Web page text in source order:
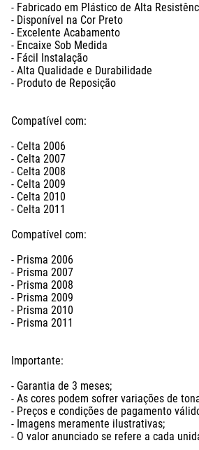
- Fabricado em Plástico de Alta
- Disponível na Cor Preto
- Excelente Acabamento
- Encaixe Sob Medida
- Fácil Instalação
- Alta Qualidade e Durabilidade
- Produto de Reposição
Compatível com:
- Celta 2006
- Celta 2007
- Celta 2008
- Celta 2009
- Celta 2010
- Celta 2011
Compatível com:
- Prisma 2006
- Prisma 2007
- Prisma 2008
- Prisma 2009
- Prisma 2010
- Prisma 2011
Importante:
- Garantia de 3 meses;
- As cores podem sofrer variações de
- Preços e condições de pagamento
- Imagens meramente ilustrativas;
- O valor anunciado se refere a cada